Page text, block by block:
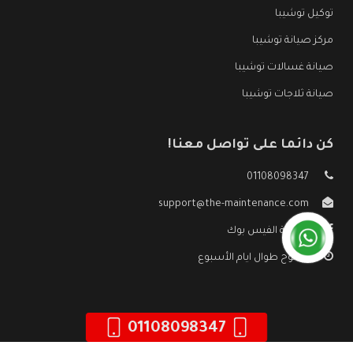
توكيل توشيبا
مركز صيانة توشيبا
صيانة غسالات توشيبا
صيانة ثلاجات توشيبا
كن دائما على تواصل معنا!
01108098347
support@the-maintenance.com
صفحة الفيس بوك
مفتوح طوال ايام الأسبوع
01108098347